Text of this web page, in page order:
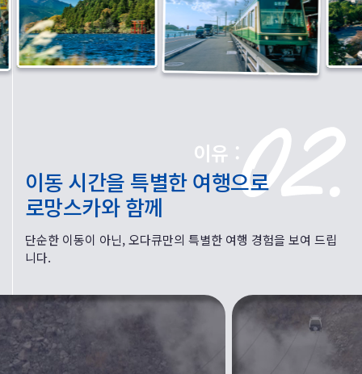
이유 :
이동 시간을 특별한 여행으로
로망스카와 함께
단순한 이동이 아닌, 오다큐만의 특별한 여행 경험을 보여 드립
니다.